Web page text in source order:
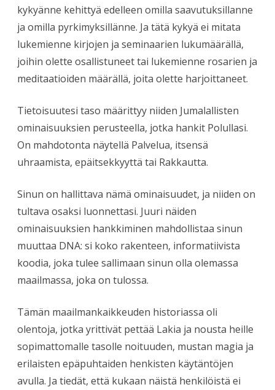
kykyänne kehittyä edelleen omilla saavutuksillanne
ja omilla pyrkimyksillänne. Ja tätä kykyä ei mitata
lukemienne kirjojen ja seminaarien lukumäärällä,
joihin olette osallistuneet tai lukemienne rosarien ja
meditaatioiden määrällä, joita olette harjoittaneet.
Tietoisuutesi taso määrittyy niiden Jumalallisten
ominaisuuksien perusteella, jotka hankit Polullasi.
On mahdotonta näytellä Palvelua, itsensä
uhraamista, epäitsekkyyttä tai Rakkautta.
Sinun on hallittava nämä ominaisuudet, ja niiden on
tultava osaksi luonnettasi. Juuri näiden
ominaisuuksien hankkiminen mahdollistaa sinun
muuttaa DNA: si koko rakenteen, informatiivista
koodia, joka tulee sallimaan sinun olla olemassa
maailmassa, joka on tulossa.
Tämän maailmankaikkeuden historiassa oli
olentoja, jotka yrittivät pettää Lakia ja nousta heille
sopimattomalle tasolle noituuden, mustan magia ja
erilaisten epäpuhtaiden henkisten käytäntöjen
avulla. Ja tiedät, että kukaan näistä henkilöistä ei